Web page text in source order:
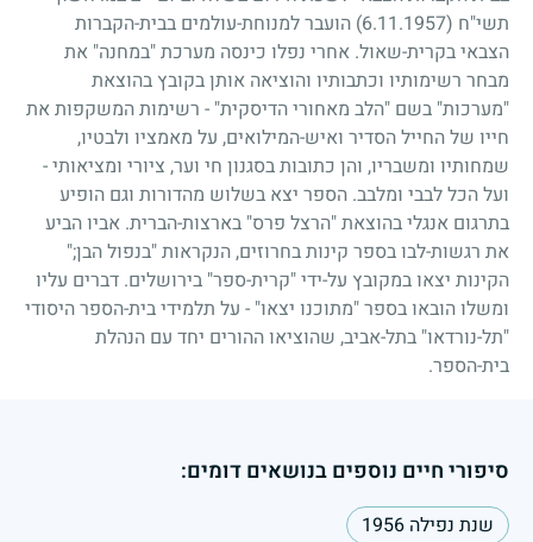
תשי"ח (6.11.1957)
הועבר למנוחת-עולמים בבית-הקברות
הצבאי בקרית-שאול. אחרי נפלו כינסה מערכת "במחנה" את
מבחר רשימותיו וכתבותיו והוציאה אותן בקובץ בהוצאת
"מערכות" בשם "הלב מאחורי הדיסקית" - רשימות המשקפות את
חייו של החייל הסדיר ואיש-המילואים, על מאמציו ולבטיו,
שמחותיו ומשבריו, והן כתובות בסגנון חי וער, ציורי ומציאותי-
ועל הכל לבבי ומלבב. הספר יצא בשלוש מהדורות וגם הופיע
בתרגום אנגלי בהוצאת "הרצל פרס" בארצות-הברית. אביו הביע
את רגשות-לבו בספר קינות בחרוזים, הנקראות "בנפול הבן;"
הקינות יצאו במקובץ על-ידי "קרית-ספר" בירושלים. דברים עליו
ומשלו הובאו בספר "מתוכנו יצאו" - על תלמידי בית-הספר היסודי
"תל-נורדאו" בתל-אביב, שהוציאו ההורים יחד עם הנהלת
בית-הספר.
סיפורי חיים נוספים בנושאים דומים:
שנת נפילה 1956